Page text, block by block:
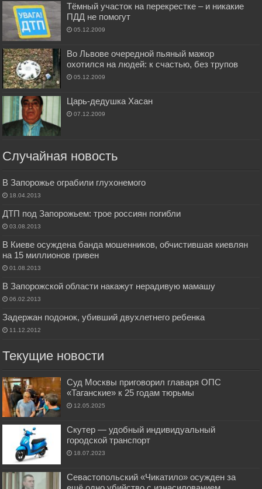
Тёмный участок на перекрестке – и никакие
ПДД не помогут
05.12.2009
Во Львове очередной пьяный мажор
охотился на людей: к счастью, без трупов
05.12.2009
Царь-дедушка Хасан
07.12.2009
Случайная новость
В Запорожье ограбили глухонемого
18.04.2013
ДТП под Запорожьем: трое россиян погибли
03.08.2013
В Киеве осуждена банда мошенников, обчистившая киевлян
на 15 миллионов гривен
01.08.2013
В Запорожской области накажут нерадивую мамашу
06.02.2013
Задержан подонок, убивший двухлетнего ребенка
11.12.2012
Текущие новости
Суд Москвы приговорил главаря ОПС
«Таганские» к 25 годам тюрьмы
12.05.2025
Скутер — удобный индивидуальный
городской транспорт
18.07.2023
Севастопольский «Чикатило» осужден за